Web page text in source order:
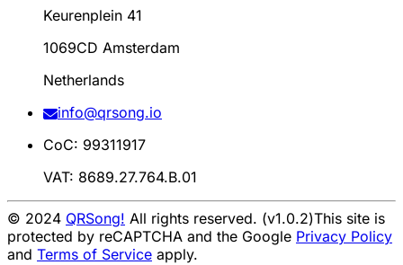
Keurenplein 41
1069CD Amsterdam
Netherlands
info@qrsong.io
CoC: 99311917
VAT: 8689.27.764.B.01
© 2024 QRSong! All rights reserved. (v1.0.2)This site is
protected by reCAPTCHA and the Google Privacy Policy
and Terms of Service apply.